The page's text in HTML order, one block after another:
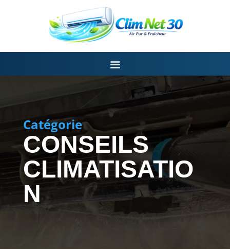
Catégorie
CONSEILS
CLIMATISATIO
N